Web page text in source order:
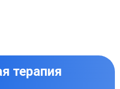
терапия